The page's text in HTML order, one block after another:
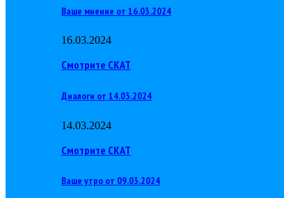
Ваше мнение от 16.03.2024
16.03.2024
Смотрите СКАТ
Диалоги от 14.03.2024
14.03.2024
Смотрите СКАТ
Ваше утро от 09.03.2024